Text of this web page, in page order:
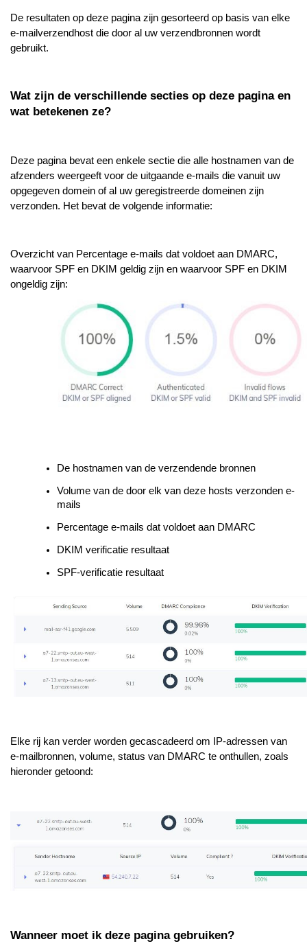
De resultaten op deze pagina zijn gesorteerd op basis van elke
e-mailverzendhost die door al uw verzendbronnen wordt
gebruikt.
Wat zijn de verschillende secties op deze pagina en
wat betekenen ze?
Deze pagina bevat een enkele sectie die alle hostnamen van de
afzenders weergeeft voor de uitgaande e-mails die vanuit uw
opgegeven domein of al uw geregistreerde domeinen zijn
verzonden. Het bevat de volgende informatie:
Overzicht van Percentage e-mails dat voldoet aan DMARC,
waarvoor SPF en DKIM geldig zijn en waarvoor SPF en DKIM
ongeldig zijn:
De hostnamen van de verzendende bronnen
Volume van de door elk van deze hosts verzonden e-
mails
Percentage e-mails dat voldoet aan DMARC
DKIM verificatie resultaat
SPF-verificatie resultaat
Elke rij kan verder worden gecascadeerd om IP-adressen van
e-mailbronnen, volume, status van DMARC te onthullen, zoals
hieronder getoond:
Wanneer moet ik deze pagina gebruiken?